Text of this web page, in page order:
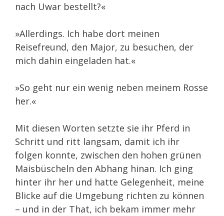
nach Uwar bestellt?«
»Allerdings. Ich habe dort meinen
Reisefreund, den Major, zu besuchen, der
mich dahin eingeladen hat.«
»So geht nur ein wenig neben meinem Rosse
her.«
Mit diesen Worten setzte sie ihr Pferd in
Schritt und ritt langsam, damit ich ihr
folgen konnte, zwischen den hohen grünen
Maisbüscheln den Abhang hinan. Ich ging
hinter ihr her und hatte Gelegenheit, meine
Blicke auf die Umgebung richten zu können
– und in der That, ich bekam immer mehr